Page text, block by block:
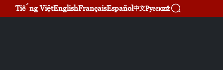
Tiếng ViệtEnglishFrançaisEspañol中文Русский